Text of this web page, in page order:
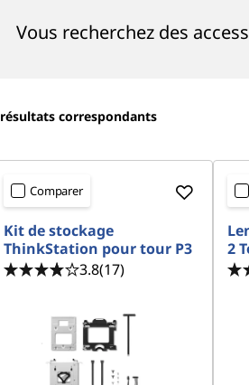
Vous recherchez des
résultats correspondants
Comparer
Kit de stockage
ThinkStation pour tour P3
3.8(17)
2